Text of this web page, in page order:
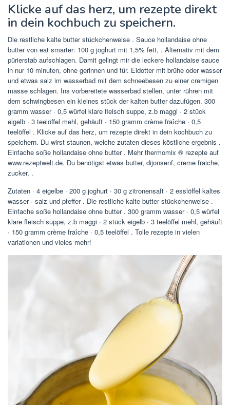
Klicke auf das herz, um rezepte direkt
in dein kochbuch zu speichern.
Die restliche kalte butter stückchenweise . Sauce hollandaise ohne
butter von eat smarter: 100 g joghurt mit 1,5% fett, . Alternativ mit dem
pürierstab aufschlagen. Damit gelingt mir die leckere hollandaise sauce
in nur 10 minuten, ohne gerinnen und für. Eidotter mit brühe oder wasser
und etwas salz im wasserbad mit dem schneebesen zu einer cremigen
masse schlagen. Ins vorbereitete wasserbad stellen, unter rühren mit
dem schwingbesen ein kleines stück der kalten butter dazufügen. 300
gramm wasser · 0,5 würfel klare fleisch suppe, z.b maggi · 2 stück
eigelb · 3 teelöffel mehl, gehäuft · 150 gramm crème fraîche · 0,5
teelöffel . Klicke auf das herz, um rezepte direkt in dein kochbuch zu
speichern. Du wirst staunen, welche zutaten dieses köstliche ergebnis .
Einfache soße hollandaise ohne butter . Mehr thermomix ® rezepte auf
www.rezeptwelt.de. Du benötigst etwas butter, dijonsenf, creme fraiche,
zucker, .
Zutaten · 4 eigelbe · 200 g joghurt · 30 g zitronensaft · 2 esslöffel kaltes
wasser · salz und pfeffer . Die restliche kalte butter stückchenweise .
Einfache soße hollandaise ohne butter . 300 gramm wasser · 0,5 würfel
klare fleisch suppe, z.b maggi · 2 stück eigelb · 3 teelöffel mehl, gehäuft
· 150 gramm crème fraîche · 0,5 teelöffel . Tolle rezepte in vielen
variationen und vieles mehr!